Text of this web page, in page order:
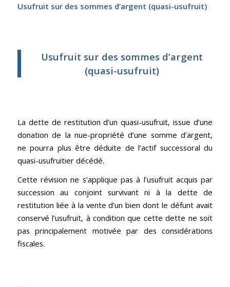
Usufruit sur des sommes d’argent (quasi-usufruit)
Usufruit sur des sommes d’argent
(quasi-usufruit)
La dette de restitution d’un quasi-usufruit, issue d’une
donation de la nue-propriété d’une somme d’argent,
ne pourra plus être déduite de l’actif successoral du
quasi-usufruitier décédé.
Cette révision ne s’applique pas à l’usufruit acquis par
succession au conjoint survivant ni à la dette de
restitution liée à la vente d’un bien dont le défunt avait
conservé l’usufruit, à condition que cette dette ne soit
pas principalement motivée par des considérations
fiscales.